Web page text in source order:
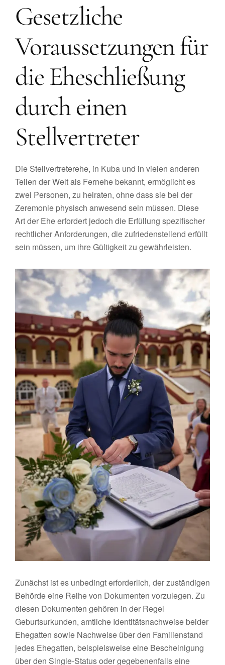
Gesetzliche
Voraussetzungen für
die Eheschließung
durch einen
Stellvertreter
Die Stellvertreterehe, in Kuba und in vielen anderen
Teilen der Welt als Fernehe bekannt, ermöglicht es
zwei Personen, zu heiraten, ohne dass sie bei der
Zeremonie physisch anwesend sein müssen. Diese
Art der Ehe erfordert jedoch die Erfüllung spezifischer
rechtlicher Anforderungen, die zufriedenstellend erfüllt
sein müssen, um ihre Gültigkeit zu gewährleisten.
Zunächst ist es unbedingt erforderlich, der zuständigen
Behörde eine Reihe von Dokumenten vorzulegen. Zu
diesen Dokumenten gehören in der Regel
Geburtsurkunden, amtliche Identitätsnachweise beider
Ehegatten sowie Nachweise über den Familienstand
jedes Ehegatten, beispielsweise eine Bescheinigung
über den Single-Status oder gegebenenfalls eine